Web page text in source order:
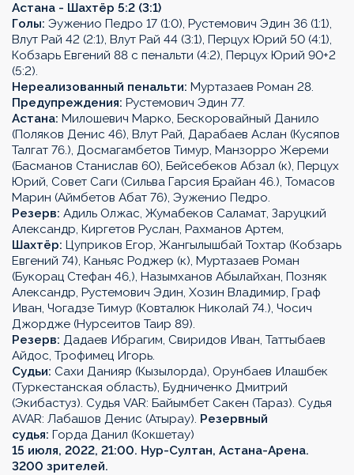
Астана - Шахтёр 5:2 (3:1)
Голы: Эуженио Педро 17 (1:0), Рустемович Эдин 36 (1:1),
Влут Рай 42 (2:1), Влут Рай 44 (3:1), Перцух Юрий 50 (4:1),
Кобзарь Евгений 88 с пенальти (4:2), Перцух Юрий 90+2
(5:2).
Нереализованный пенальти: Муртазаев Роман 28.
Предупреждения: Рустемович Эдин 77.
Астана: Милошевич Марко, Бескоровайный Данило
(Поляков Денис 46), Влут Рай, Дарабаев Аслан (Кусяпов
Талгат 76.), Досмагамбетов Тимур, Манзорро Жереми
(Басманов Станислав 60), Бейсебеков Абзал (к), Перцух
Юрий, Совет Саги (Сильва Гарсия Брайан 46.), Томасов
Марин (Аймбетов Абат 76), Эуженио Педро.
Резерв: Адиль Олжас, Жумабеков Саламат, Заруцкий
Александр, Киргетов Руслан, Рахманов Артем,
Шахтёр: Цуприков Егор, Жангылышбай Тохтар (Кобзарь
Евгений 74), Каньяс Роджер (к), Муртазаев Роман
(Букорац Стефан 46,), Назымханов Абылайхан, Позняк
Александр, Рустемович Эдин, Хозин Владимир, Граф
Иван, Чогадзе Тимур (Ковталюк Николай 74.), Чосич
Джордже (Нурсеитов Таир 89).
Резерв: Дадаев Ибрагим, Свиридов Иван, Таттыбаев
Айдос, Трофимец Игорь.
Судьи: Сахи Данияр (Кызылорда), Орунбаев Илашбек
(Туркестанская область), Будниченко Дмитрий
(Экибастуз). Судья VAR: Байымбет Сакен (Тараз). Судья
AVAR: Лабашов Денис (Атырау). Резервный
судья: Горда Данил (Кокшетау)
15 июля, 2022, 21:00. Нур-Султан, Астана-Арена.
3200 зрителей.